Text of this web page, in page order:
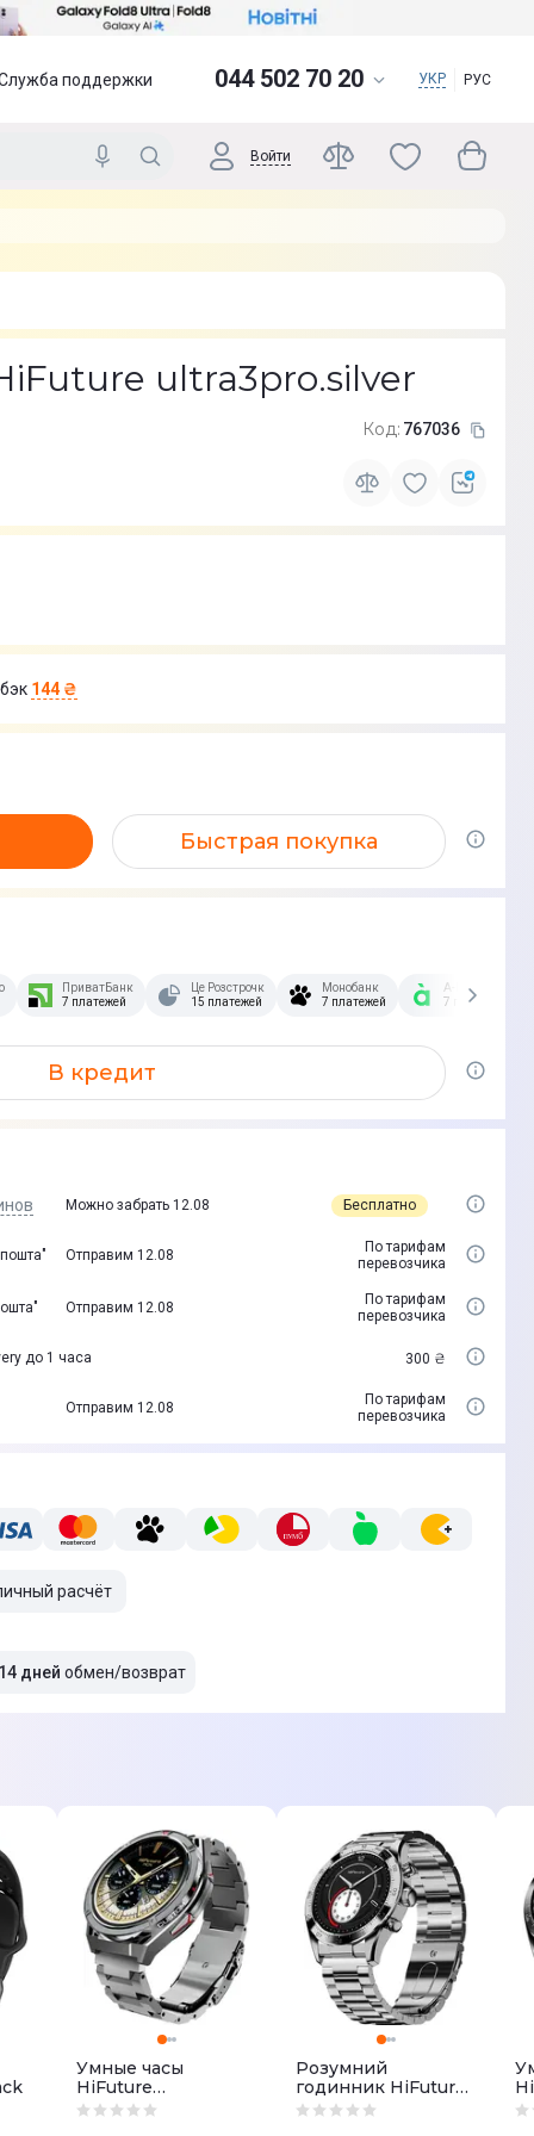
поддержки 044 502 70 20 УКР РУС
Войти
ultra3pro.silver
Код: 767036
144 ₴
Быстрая покупка
Скибочка.
ПриватБанк
7 платежей
Це Розстрочка
15 платежей
Монобанк
7 платежей
А-Банк
7 платежей
В кредит
Можно забрать 12.08 Бесплатно
Отправим 12.08
По тарифам
перевозчика
Отправим 12.08
По тарифам
перевозчика
до 1 часа 300 ₴
Отправим 12.08
По тарифам
перевозчика
расчёт
14 дней обмен/возврат
Умные часы
HiFuture
active.silver
Розумний
годинник HiFuture
gopro2.silver